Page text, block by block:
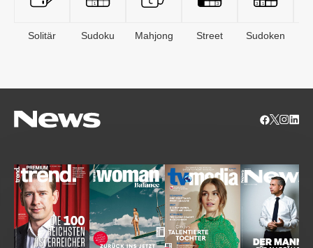
Solitär Sudoku Mahjong Street Sudoken